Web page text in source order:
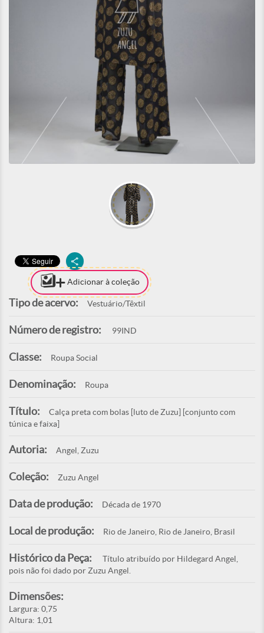
Adicionar à coleção
Tipo de acervo: Vestuário/Têxtil
Número de registro: 99IND
Classe: Roupa Social
Denominação: Roupa
Título:
Calça preta com bolas [luto de Zuzu] [conjunto com
túnica e faixa]
Autoria: Angel, Zuzu
Coleção: Zuzu Angel
Data de produção: Década de 1970
Local de produção: Rio de Janeiro, Rio de Janeiro, Brasil
Histórico da Peça:
Título atribuído por Hildegard Angel,
pois não foi dado por Zuzu Angel.
Dimensões:
Largura: 0,75
Altura: 1,01